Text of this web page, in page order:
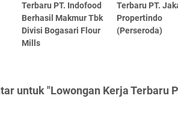
Terbaru PT. Indofood
Berhasil Makmur Tbk
Divisi Bogasari Flour
Mills
Terbaru PT.
Propertindo
(Perseroda)
untuk "Lowongan Kerja Terbaru